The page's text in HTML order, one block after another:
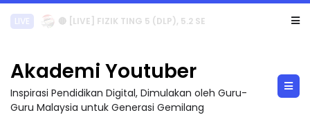
LIVE 🔴 [LIVE] PRINSIP PERAKAUNAN, PECUT SKOR SOALAN 1 TRIAL OLEH CIKGU WAN...
Akademi Youtuber
Inspirasi Pendidikan Digital, Dimulakan oleh Guru-
Guru Malaysia untuk Generasi Gemilang